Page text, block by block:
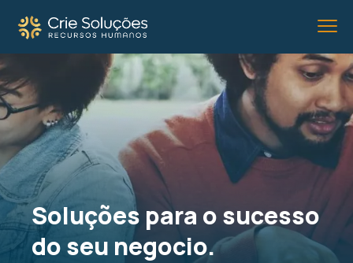
Soluções para o sucesso
do seu negocio.